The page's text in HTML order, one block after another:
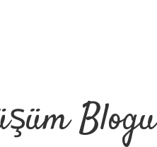
Blogu